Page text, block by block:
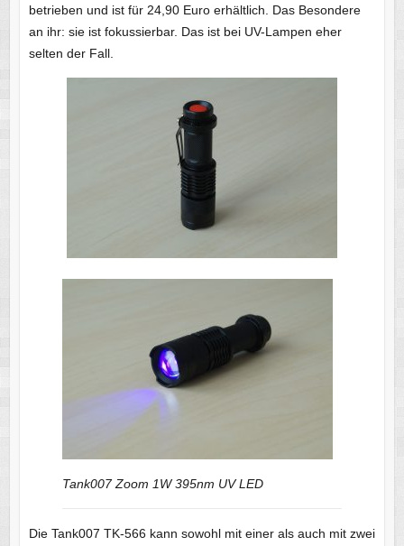
betrieben und ist für 24,90 Euro erhältlich. Das Besondere
an ihr: sie ist fokussierbar. Das ist bei UV-Lampen eher
selten der Fall.
Tank007 Zoom 1W 395nm UV LED
Die Tank007 TK-566 kann sowohl mit einer als auch mit zwei